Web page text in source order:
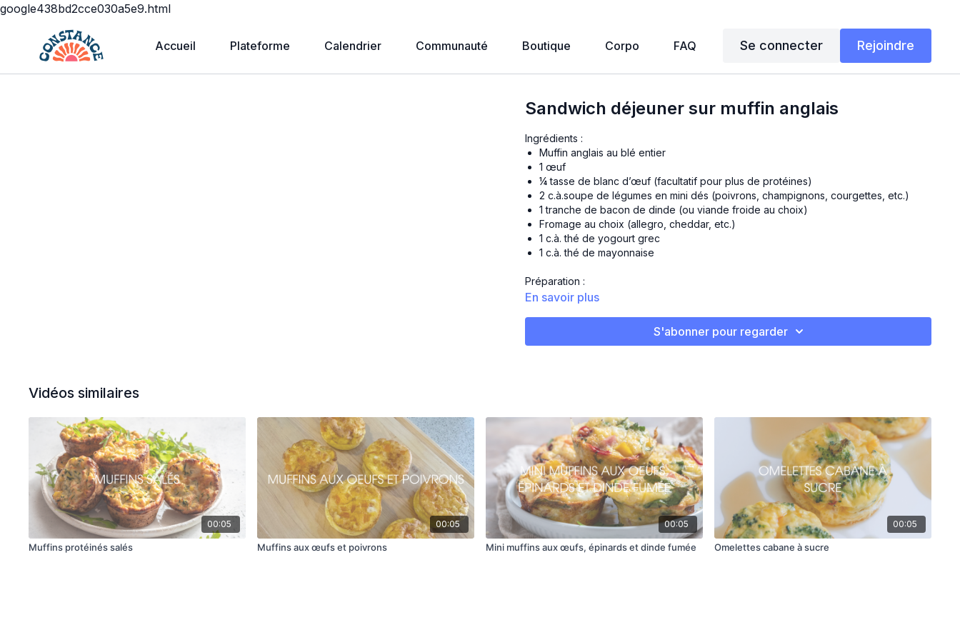
google438bd2cce030a5e9.html
Accueil Plateforme Calendrier Communauté Boutique Corpo FAQ Se connecter Rejoindre
Sandwich déjeuner sur muffin anglais
Ingrédients :
Muffin anglais au blé entier
1 œuf
¼ tasse de blanc d’œuf (facultatif pour plus de protéines)
2 c.à.soupe de légumes en mini dés (poivrons, champignons, courgettes, etc.)
1 tranche de bacon de dinde (ou viande froide au choix)
Fromage au choix (allegro, cheddar, etc.)
1 c.à. thé de yogourt grec
1 c.à. thé de mayonnaise
Préparation :
Mettre ton muffin anglais dans le grille-pain.
Cuire la tranche de dinde au micro-ondes.
En savoir plus
S'abonner pour regarder
Vidéos similaires
00:05
Muffins protéinés salés
00:05
Muffins aux œufs et poivrons
00:05
Mini muffins aux œufs, épinards et dinde fumée
00:05
Omelettes cabane à sucre